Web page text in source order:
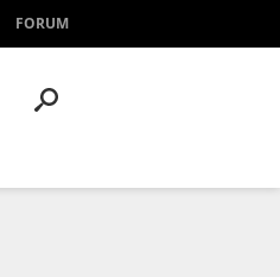
FORUM